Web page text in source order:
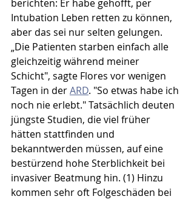
berichten: Er habe gehofft, per
Intubation Leben retten zu können,
aber das sei nur selten gelungen.
„Die Patienten starben einfach alle
gleichzeitig während meiner
Schicht", sagte Flores vor wenigen
Tagen in der ARD. "So etwas habe ich
noch nie erlebt." Tatsächlich deuten
jüngste Studien, die viel früher
hätten stattfinden und
bekanntwerden müssen, auf eine
bestürzend hohe Sterblichkeit bei
invasiver Beatmung hin. (1) Hinzu
kommen sehr oft Folgeschäden bei